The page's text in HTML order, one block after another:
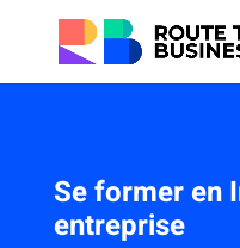
Se former en
entreprise